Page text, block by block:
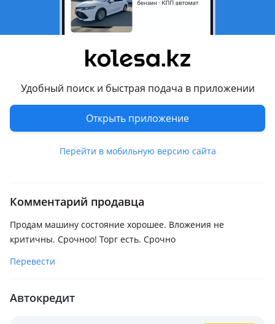
Удобный поиск и быстрая подача в приложении
Открыть приложение
Перейти в мобильную версию сайта
Универсал
Объем двигателя, л
2 (газ)
Пробег
400 000 км
Коробка передач
Автомат
Привод
Передний привод
Комментарий продавца
Продам машину состояние хорошее. Вложения не
критичны. Срочноо! Торг есть. Срочно
Перевести
Автокредит